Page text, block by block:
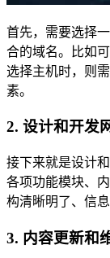
首先，需要选择
合的域名。比如
选择主机时，则
素。
2. 设计和开发
接下来就是设计
各项功能模块、
构清晰明了、信息
3. 内容更新和